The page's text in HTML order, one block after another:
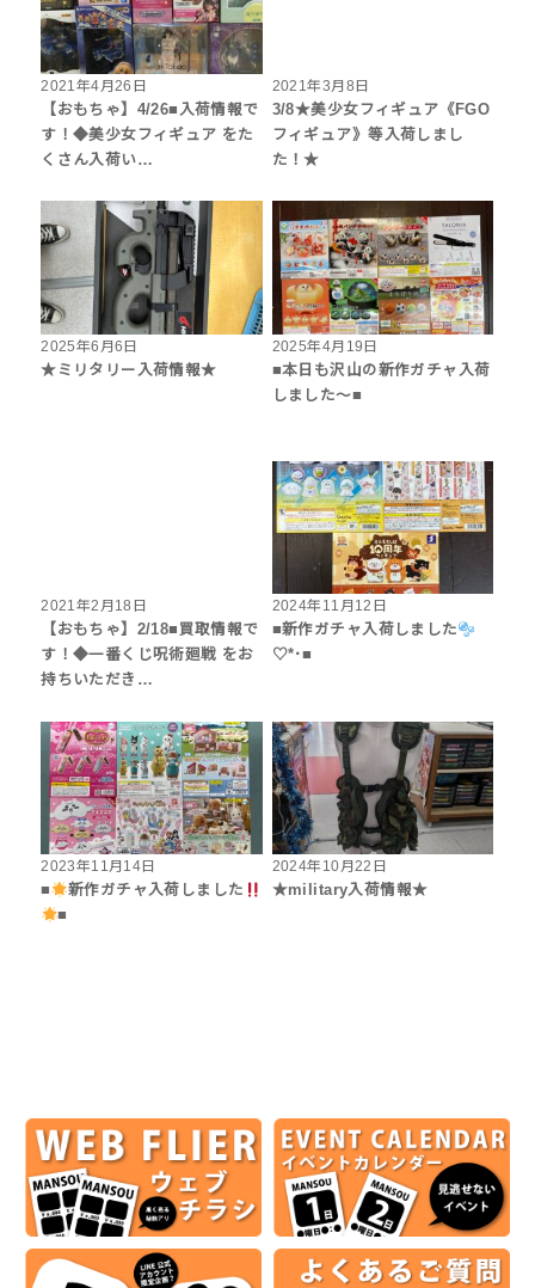
2021年4月26日
【おもちゃ】4/26■入荷情報で
す！◆美少女フィギュア をた
くさん入荷い…
2021年3月8日
3/8★美少女フィギュア《FGO
フィギュア》等入荷しまし
た！★
2025年6月6日
★ミリタリー入荷情報★
2025年4月19日
■本日も沢山の新作ガチャ入荷
しました〜■
2021年2月18日
【おもちゃ】2/18■買取情報で
す！◆一番くじ呪術廻戦 をお
持ちいただき…
2024年11月12日
■新作ガチャ入荷しました
♡*･■
2023年11月14日
■
新作ガチャ入荷しました
■
2024年10月22日
★military入荷情報★